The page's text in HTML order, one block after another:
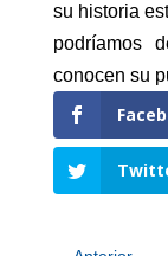
su historia
podríamos
conocen su